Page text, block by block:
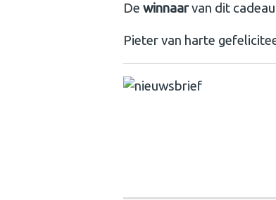
De winnaarvan dit
Pieter van harte